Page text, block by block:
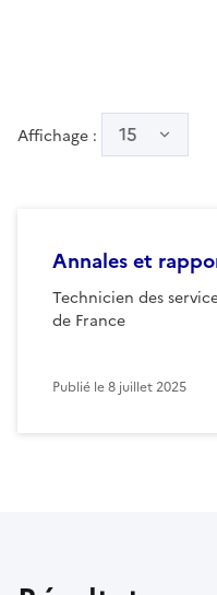
Affichage : 15
Annales et
Technicien des
de France
Publié le8 juillet 2025